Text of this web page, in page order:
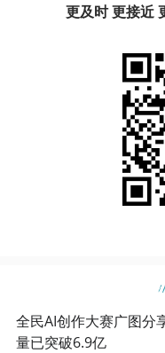
更及时 更接近
全民AI创作大赛广图分
量已突破6.9亿